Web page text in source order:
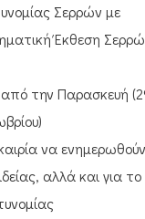
Σερρών με
Έκθεση
από την Παρασκευή
να ενημερωθούν
αλλά και για το